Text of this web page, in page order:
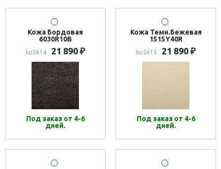
Кожа Бордовая
6030R10B
ko5614 21 890 ₽
Под заказ от 4-6
дней.
Кожа Темн.Бежевая
1515Y40R
ko5615 21 890 ₽
Под заказ от 4-6
дней.